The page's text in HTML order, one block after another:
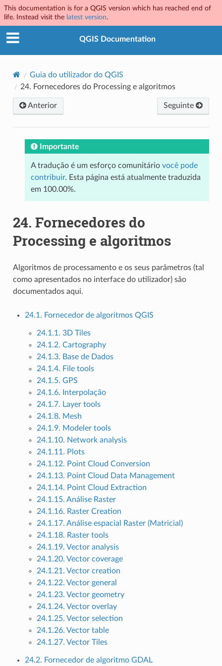
This documentation is for a QGIS version which has reached end of
life. Instead visit the latest version.
QGIS Documentation
Guia do utilizador do QGIS
24. Fornecedores do Processing e algoritmos
Anterior Seguinte
Importante
A tradução é um esforço comunitário você pode
contribuir. Esta página está atualmente traduzida
em 100.00%.
24. Fornecedores do
Processing e algoritmos
Algoritmos de processamento e os seus parâmetros (tal
como apresentados no interface do utilizador) são
documentados aqui.
24.1. Fornecedor de algoritmos QGIS
24.1.1. 3D Tiles
24.1.2. Cartography
24.1.3. Base de Dados
24.1.4. File tools
24.1.5. GPS
24.1.6. Interpolação
24.1.7. Layer tools
24.1.8. Mesh
24.1.9. Modeler tools
24.1.10. Network analysis
24.1.11. Plots
24.1.12. Point Cloud Conversion
24.1.13. Point Cloud Data Management
24.1.14. Point Cloud Extraction
24.1.15. Análise Raster
24.1.16. Raster Creation
24.1.17. Análise espacial Raster (Matricial)
24.1.18. Raster tools
24.1.19. Vector analysis
24.1.20. Vector coverage
24.1.21. Vector creation
24.1.22. Vector general
24.1.23. Vector geometry
24.1.24. Vector overlay
24.1.25. Vector selection
24.1.26. Vector table
24.1.27. Vector Tiles
24.2. Fornecedor de algoritmo GDAL